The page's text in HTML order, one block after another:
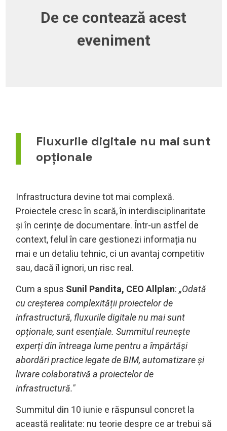
De ce contează acest
eveniment
Fluxurile digitale nu mai sunt
opționale
Infrastructura devine tot mai complexă.
Proiectele cresc în scară, în interdisciplinaritate
și în cerințe de documentare. Într-un astfel de
context, felul în care gestionezi informația nu
mai e un detaliu tehnic, ci un avantaj competitiv
sau, dacă îl ignori, un risc real.
Cum a spus Sunil Pandita, CEO Allplan: „Odată
cu creșterea complexității proiectelor de
infrastructură, fluxurile digitale nu mai sunt
opționale, sunt esențiale. Summitul reunește
experți din întreaga lume pentru a împărtăși
abordări practice legate de BIM, automatizare și
livrare colaborativă a proiectelor de
infrastructură."
Summitul din 10 iunie e răspunsul concret la
această realitate: nu teorie despre ce ar trebui să